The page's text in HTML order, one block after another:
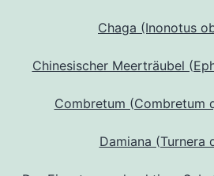
Chaga (Inonotus
Chinesischer Meerträubel
Combretum (Combretum
Damiana (Turnera